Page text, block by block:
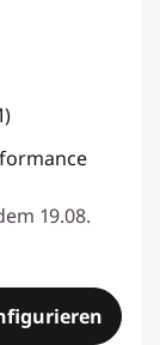
19.08.